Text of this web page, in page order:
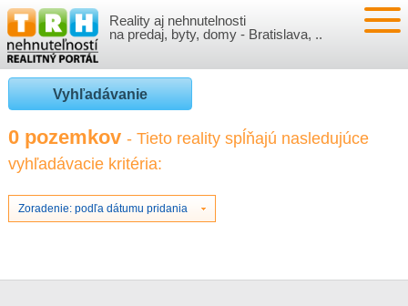
Reality aj nehnutelnosti
na predaj, byty, domy - Bratislava, ..
NEHNUTEĽNOSTI
BYTY
NOVOSTAVBY
NEBYTOVÉ PRIESTORY
VLOŽIŤ NEHNUTEĽNOSTI
PRIHLÁSENIE
REGISTRÁCIA
VÝVOJ CIEN REALÍT
ČLÁNKY O REALITÁCH
Vyhľadávanie
0 pozemkov - Tieto reality spĺňajú nasledujúce
vyhľadávacie kritéria:
Zoradenie: podľa dátumu pridania